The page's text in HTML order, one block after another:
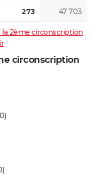
273 47 703
la 2ème circonscription
circonscription